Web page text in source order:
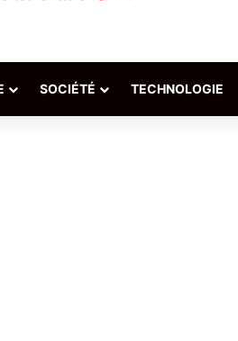
SOCIÉTÉ TECHNOLOGIE